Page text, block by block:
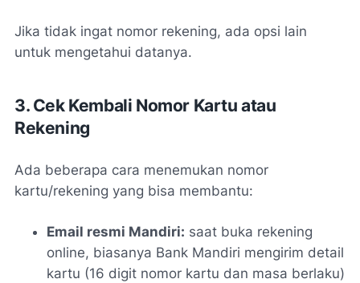
Jika tidak ingat nomor rekening, ada opsi lain
untuk mengetahui datanya.
3. Cek Kembali Nomor Kartu atau
Rekening
Ada beberapa cara menemukan nomor
kartu/rekening yang bisa membantu:
Email resmi Mandiri: saat buka rekening
online, biasanya Bank Mandiri mengirim detail
kartu (16 digit nomor kartu dan masa berlaku)